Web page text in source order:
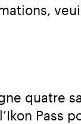
quatre
Pass